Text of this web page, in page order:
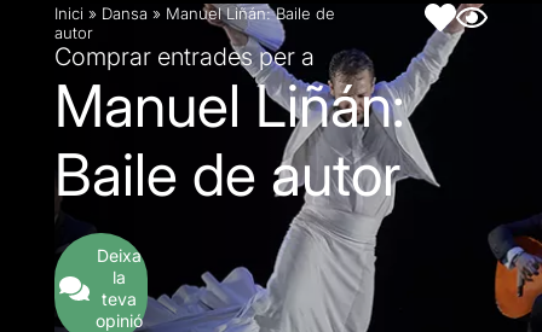
Inici » Dansa » Manuel Liñán: Baile de
autor
Comprar entrades per a
Manuel Liñán:
Baile de autor
Deixa
la
teva
opinió